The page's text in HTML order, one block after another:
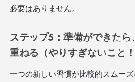
必要はありません。
ステップ5：準備ができたら
重ねる（やりすぎないこと！
一つの新しい習慣が比較的スムー